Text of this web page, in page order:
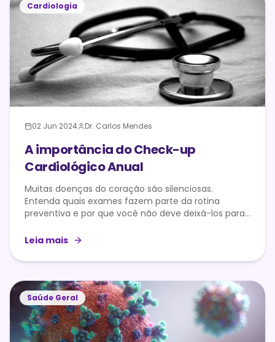
Cardiologia
02 Jun 2024 Dr. Carlos Mendes
A importância do Check-up
Cardiológico Anual
Muitas doenças do coração são silenciosas.
Entenda quais exames fazem parte da rotina
preventiva e por que você não deve deixá-los para
Leia mais
Saúde Geral